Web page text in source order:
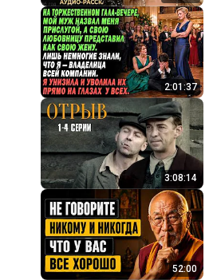
2:01:37
3:08:14
52:00